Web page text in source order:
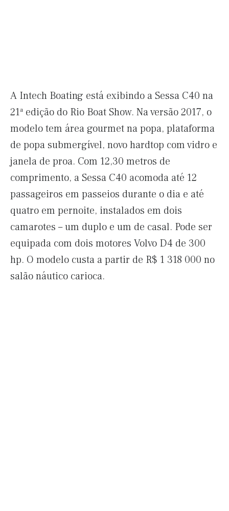
A Intech Boating está exibindo a Sessa C40 na
21ª edição do Rio Boat Show. Na versão 2017, o
modelo tem área gourmet na popa, plataforma
de popa submergível, novo hardtop com vidro e
janela de proa. Com 12,30 metros de
comprimento, a Sessa C40 acomoda até 12
passageiros em passeios durante o dia e até
quatro em pernoite, instalados em dois
camarotes – um duplo e um de casal. Pode ser
equipada com dois motores Volvo D4 de 300
hp. O modelo custa a partir de R$ 1 318 000 no
salão náutico carioca.